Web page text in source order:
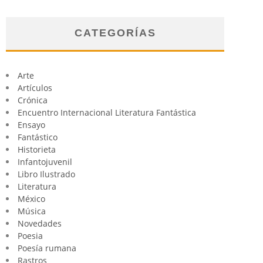
CATEGORÍAS
Arte
Artículos
Crónica
Encuentro Internacional Literatura Fantástica
Ensayo
Fantástico
Historieta
Infantojuvenil
Libro Ilustrado
Literatura
México
Música
Novedades
Poesia
Poesía rumana
Rastros